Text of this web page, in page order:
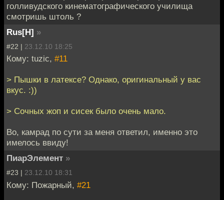
голливудского кинематографического училища
смотришь штоль ?
Rus[H] »
#22 | 23.12.10 18:25
Кому: tuzic, #11
> Пышки в латексе? Однако, оригинальный у вас
вкус. :))
> Сочных жоп и сисек было очень мало.
Во, камрад по сути за меня ответил, именно это
имелось ввиду!
ПиарЭлемент »
#23 | 23.12.10 18:31
Кому: Пожарный, #21